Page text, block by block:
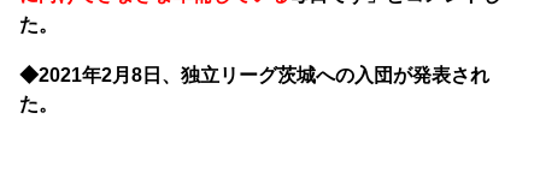
た。
◆2021年2月8日、独立リーグ茨城への入団が発表され
た。